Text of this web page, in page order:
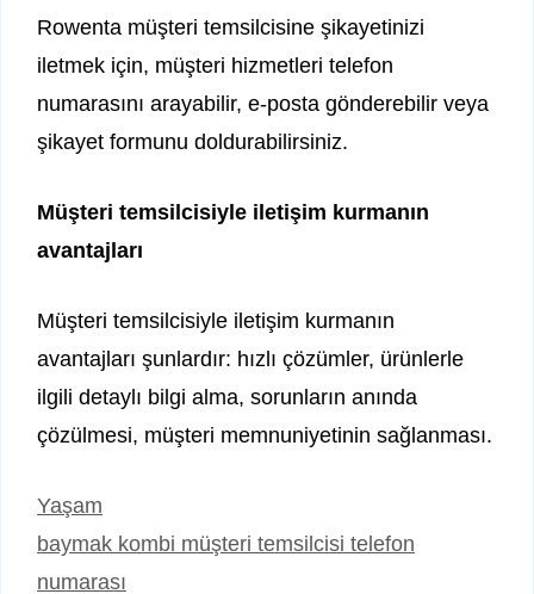
Rowenta müşteri temsilcisine şikayetinizi
iletmek için, müşteri hizmetleri telefon
numarasını arayabilir, e-posta gönderebilir veya
şikayet formunu doldurabilirsiniz.
Müşteri temsilcisiyle iletişim kurmanın
avantajları
Müşteri temsilcisiyle iletişim kurmanın
avantajları şunlardır: hızlı çözümler, ürünlerle
ilgili detaylı bilgi alma, sorunların anında
çözülmesi, müşteri memnuniyetinin sağlanması.
Kategoriler
Yaşam
baymak kombi müşteri temsilcisi telefon
numarası